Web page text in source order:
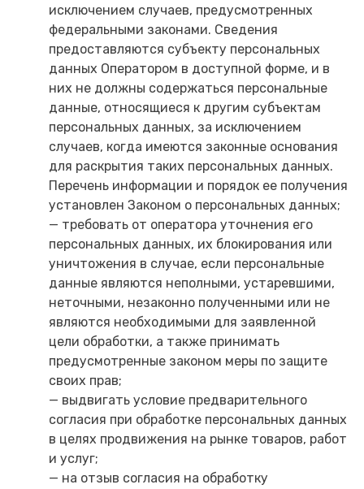
исключением случаев, предусмотренных
федеральными законами. Сведения
предоставляются субъекту персональных
данных Оператором в доступной форме, и в
них не должны содержаться персональные
данные, относящиеся к другим субъектам
персональных данных, за исключением
случаев, когда имеются законные основания
для раскрытия таких персональных данных.
Перечень информации и порядок ее получения
установлен Законом о персональных данных;
— требовать от оператора уточнения его
персональных данных, их блокирования или
уничтожения в случае, если персональные
данные являются неполными, устаревшими,
неточными, незаконно полученными или не
являются необходимыми для заявленной
цели обработки, а также принимать
предусмотренные законом меры по защите
своих прав;
— выдвигать условие предварительного
согласия при обработке персональных данных
в целях продвижения на рынке товаров, работ
и услуг;
— на отзыв согласия на обработку